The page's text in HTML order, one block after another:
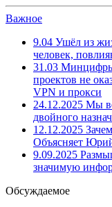
Важное
9.04 Ушёл из
человек,
31.03 Минцифры
проектов не
VPN и прокси
24.12.2025 Мы
двойного
12.12.2025
Объясняет
9.09.2025
значимую
Обсуждаемое